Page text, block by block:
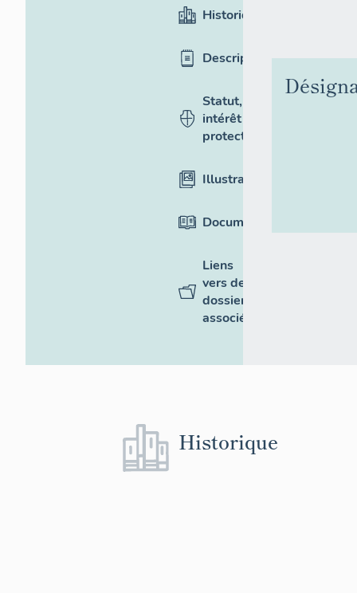
Historique
Description
Statut,
intérêt et
protection
Illustrations
Documentation
Liens
vers des
dossiers
associés
Historique